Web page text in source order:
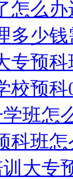
怎么
多少
专预
校预
班怎
科班
大专